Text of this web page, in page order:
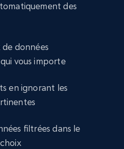
name, Seller rating,
Root category, and
Buy Now
des
de données
vous importe
en ignorant les
filtrées dans le